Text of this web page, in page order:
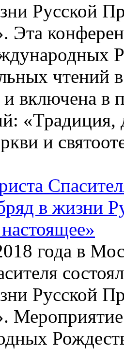
Русской
Эта
чтений
включена в
«Традиция,
и
в жизни
года в
Русской